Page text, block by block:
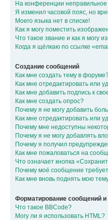
На конференции
Я изменил часовой пояс, но
Моего языка нет в списке!
Как я могу поместить
Что такое звание и как я могу
Когда я щёлкаю по ссылке
Создание сообщений
Как мне создать тему в
Как мне отредактировать или
Как мне добавить подпись к
Как мне создать опрос?
Почему я не могу добавить
Как мне отредактировать или
Почему мне недоступны
Почему я не могу добавлять
Почему я получил
Как мне пожаловаться на
Что означает кнопка
Почему моё сообщение
Как мне вновь поднять мою
Форматирование сообщений
Что такое BBCode?
Могу ли я использовать HTML?